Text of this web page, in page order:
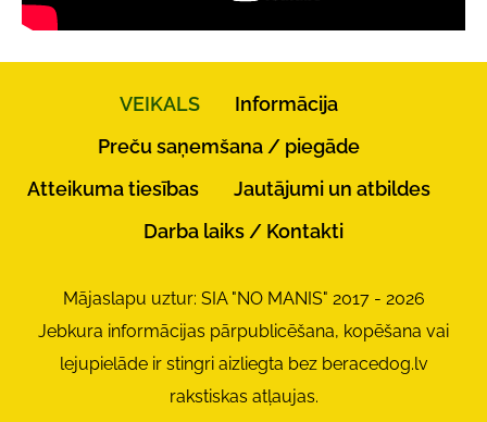
VEIKALS
Informācija
Preču saņemšana / piegāde
Atteikuma tiesības
Jautājumi un atbildes
Darba laiks / Kontakti
Mājaslapu uztur: SIA "NO MANIS" 2017 - 2026
Jebkura informācijas pārpublicēšana, kopēšana vai
lejupielāde ir stingri aizliegta bez beracedog.lv
rakstiskas atļaujas.